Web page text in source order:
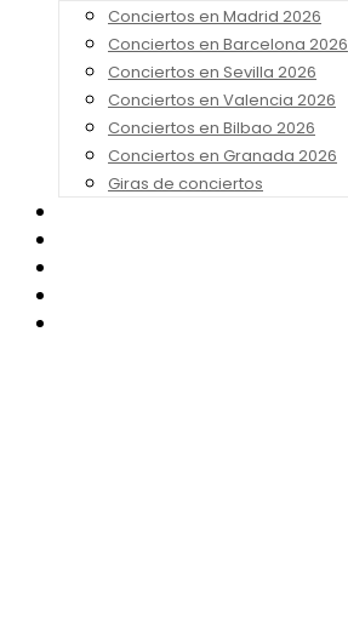
Conciertos en Madrid 2026
Conciertos en Barcelona 2026
Conciertos en Sevilla 2026
Conciertos en Valencia 2026
Conciertos en Bilbao 2026
Conciertos en Granada 2026
Giras de conciertos